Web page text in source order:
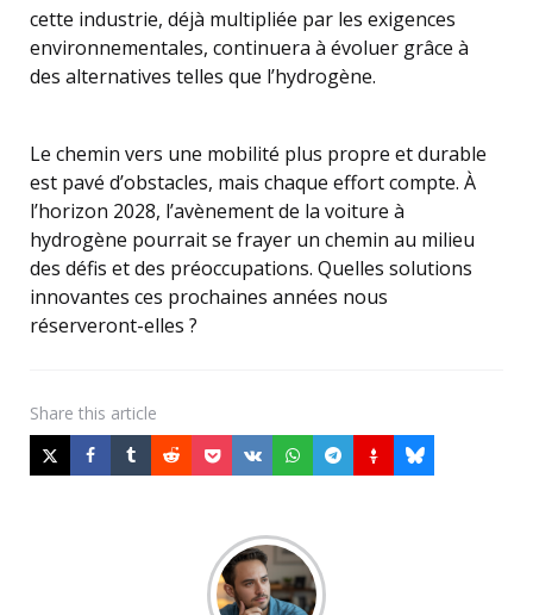
cette industrie, déjà multipliée par les exigences
environnementales, continuera à évoluer grâce à
des alternatives telles que l’hydrogène.
Le chemin vers une mobilité plus propre et durable
est pavé d’obstacles, mais chaque effort compte. À
l’horizon 2028, l’avènement de la voiture à
hydrogène pourrait se frayer un chemin au milieu
des défis et des préoccupations. Quelles solutions
innovantes ces prochaines années nous
réserveront-elles ?
Share this article